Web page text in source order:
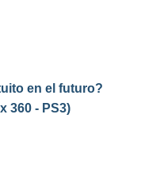
en el futuro?
360 - PS3)